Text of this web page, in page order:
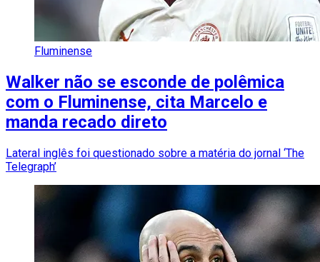
Fluminense
Walker não se esconde de polêmica
com o Fluminense, cita Marcelo e
manda recado direto
Lateral inglês foi questionado sobre a matéria do jornal ‘The
Telegraph’